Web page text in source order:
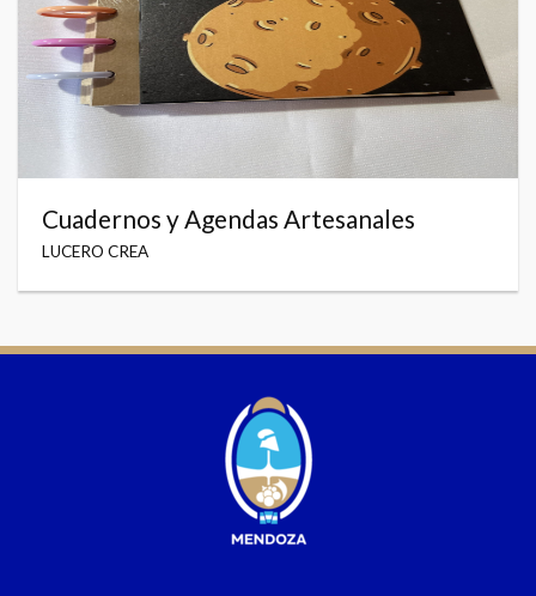
Cuadernos y Agendas Artesanales
LUCERO CREA